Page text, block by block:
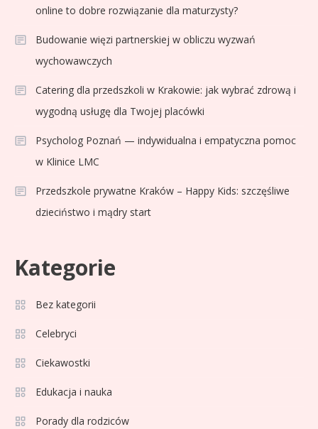
online to dobre rozwiązanie dla maturzysty?
Budowanie więzi partnerskiej w obliczu wyzwań
wychowawczych
Catering dla przedszkoli w Krakowie: jak wybrać zdrową i
wygodną usługę dla Twojej placówki
Psycholog Poznań — indywidualna i empatyczna pomoc
w Klinice LMC
Przedszkole prywatne Kraków – Happy Kids: szczęśliwe
dzieciństwo i mądry start
Kategorie
Bez kategorii
Celebryci
Ciekawostki
Edukacja i nauka
Porady dla rodziców
3 Sport
formy i statystyk
4
La Liga rankingi: Tabela,